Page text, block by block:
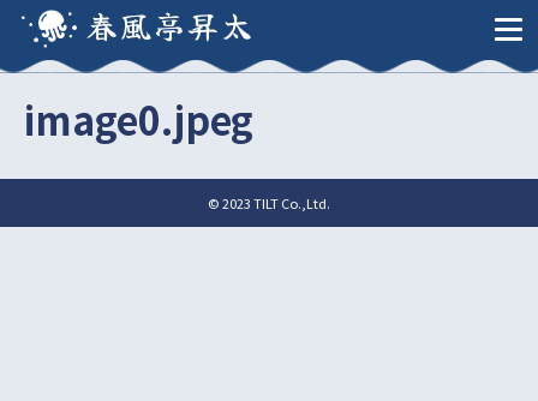
春風亭昇太
image0.jpeg
© 2023 TILT Co.,Ltd.